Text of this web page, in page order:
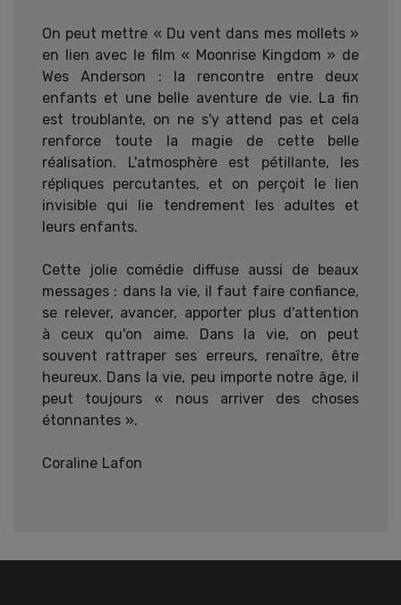
On peut mettre « Du vent dans mes mollets »
en lien avec le film « Moonrise Kingdom » de
Wes Anderson : la rencontre entre deux
enfants et une belle aventure de vie. La fin
est troublante, on ne s'y attend pas et cela
renforce toute la magie de cette belle
réalisation. L'atmosphère est pétillante, les
répliques percutantes, et on perçoit le lien
invisible qui lie tendrement les adultes et
leurs enfants.
Cette jolie comédie diffuse aussi de beaux
messages : dans la vie, il faut faire confiance,
se relever, avancer, apporter plus d'attention
à ceux qu'on aime. Dans la vie, on peut
souvent rattraper ses erreurs, renaître, être
heureux. Dans la vie, peu importe notre âge, il
peut toujours « nous arriver des choses
étonnantes ».
Coraline Lafon